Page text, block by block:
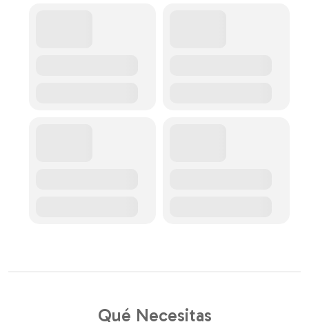
Qué Necesitas